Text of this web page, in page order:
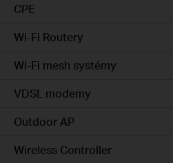
CPE
Wi-Fi Routery
Wi-Fi mesh systémy
VDSL modemy
Outdoor AP
Wireless Controller